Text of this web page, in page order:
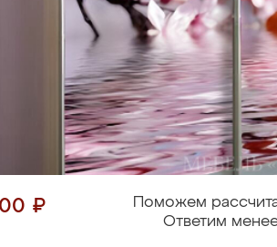
₽
Поможем
Ответим